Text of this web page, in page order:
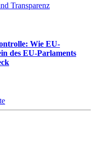
Transparenz
Wie EU-
des EU-Parlaments